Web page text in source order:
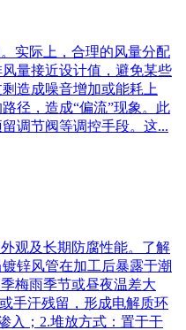
实际上，合理的风量分配
量接近设计值，避免某些
造成噪音增加或能耗上
径，造成“偏流”现象。此
调节阀等调控手段。这...
观及长期防腐性能。了解
锌风管在加工后暴露于潮
梅雨季节或昼夜温差大
手汗残留，形成电解质环
入；2.堆放方式：置于干